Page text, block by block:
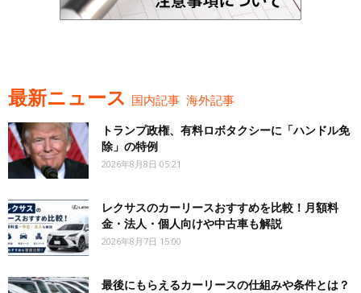
最新ニュース 国内記事 海外記事
トランプ政権、有料ロボタクシーに「ハンドル免
除」の特例
2026年8月8日 05:21
レクサスのカーリースおすすめを比較！月額料
金・法人・個人向けや中古車も解説
2026年8月7日 15:00
最後にもらえるカーリースの仕組みや条件とは？